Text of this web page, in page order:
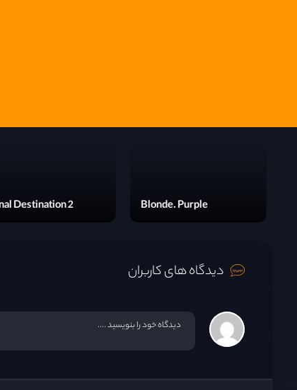
Final Destination 2
دیدگاه های کاربران